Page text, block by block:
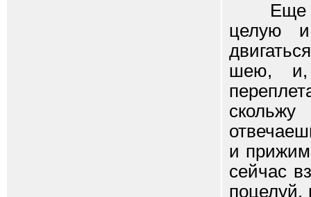
Еще
целую
шею, и,
и
сейчас
поцелуй,